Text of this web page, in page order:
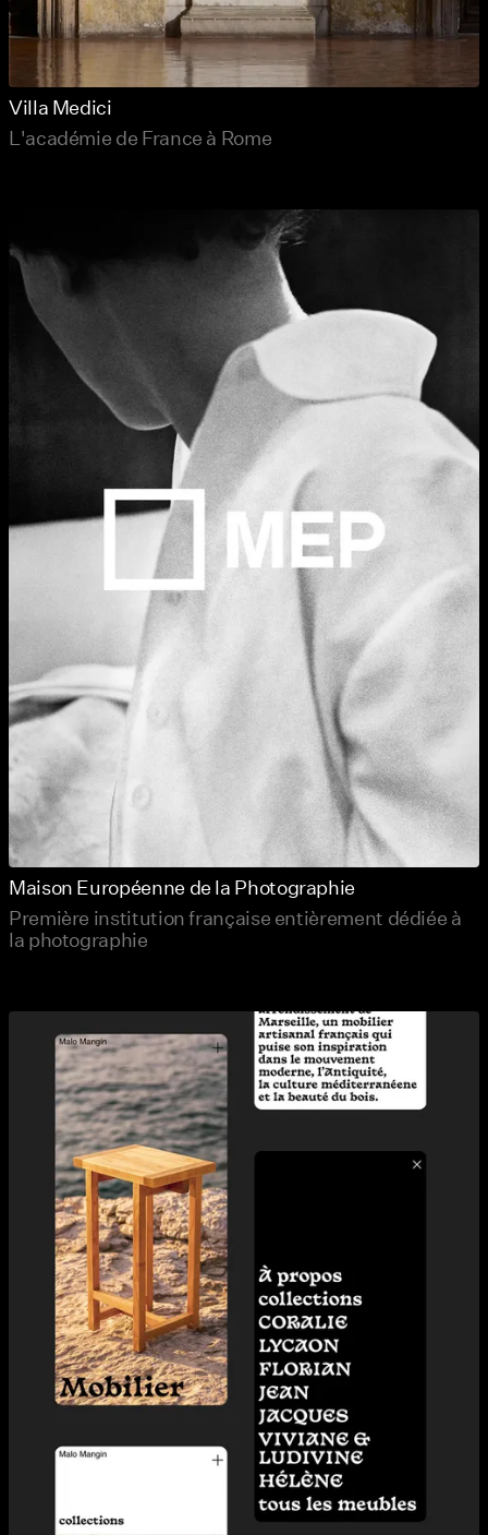
Villa Medici
L'académie de France à Rome
Maison Européenne de la Photographie
Première institution française entièrement dédiée à
la photographie